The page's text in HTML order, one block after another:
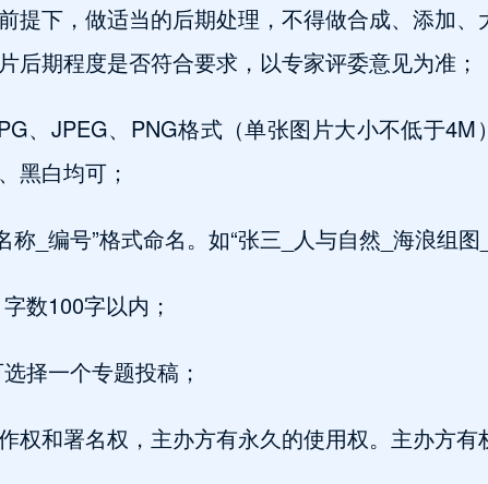
提下，做适当的后期处理，不得做合成、添加、
期程度是否符合要求，以专家评委意见为准；
、JPEG、PNG格式（单张图片大小不低于4M
黑白均可；
_编号”格式命名。如“张三_人与自然_海浪组图
数100字以内；
择一个专题投稿；
权和署名权，主办方有永久的使用权。主办方有